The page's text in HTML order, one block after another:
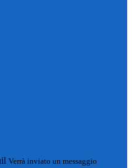
Verrà inviato un messaggio